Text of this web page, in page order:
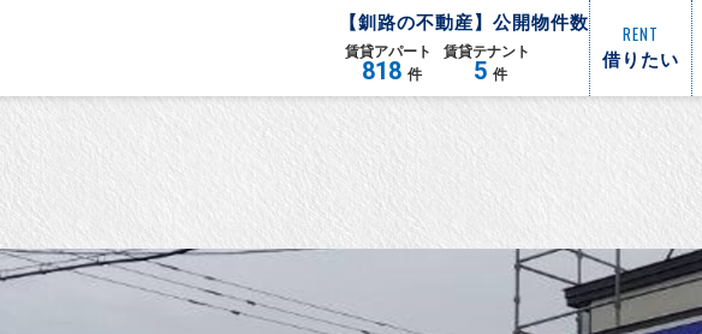
【釧路の不動産】公開物件数
賃貸アパート
818 件
賃貸テナント
5 件
RENT
借りたい